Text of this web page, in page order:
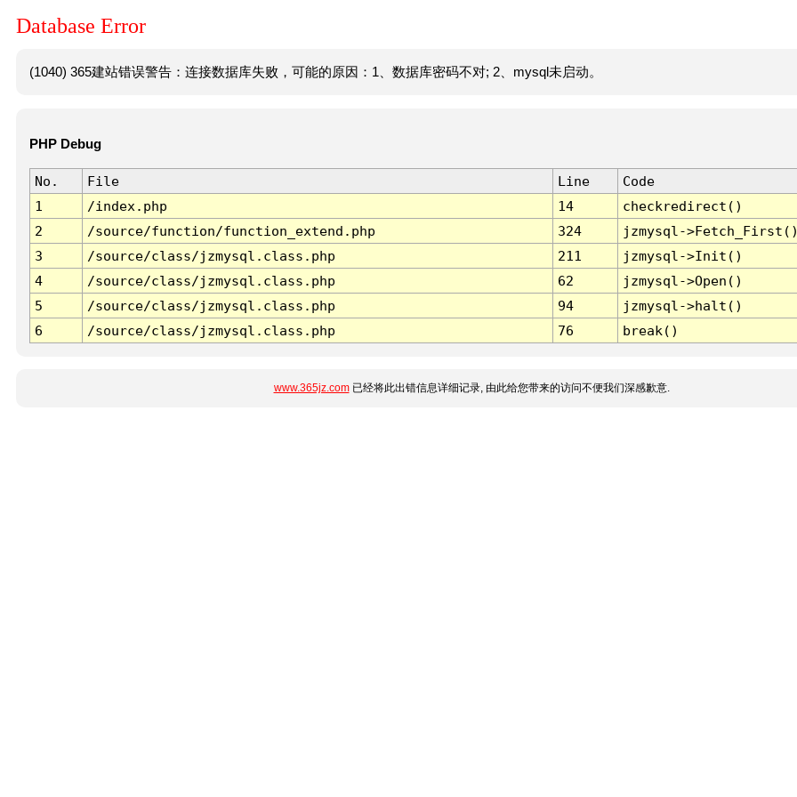
Database Error
(1040) 365建站错误警告：连接数据库失败，可能的原因：1、数据库密码不对; 2、mysql未启动。
PHP Debug
No. File Line
Code
1
/index.php 14
checkredirect()
2
/source/function/function_extend.php 324
jzmysql-
3
/source/class/jzmysql.class.php 211
jzmysql->Init()
4
/source/class/jzmysql.class.php 62
jzmysql->Open()
5
/source/class/jzmysql.class.php 94
jzmysql->halt()
6
/source/class/jzmysql.class.php 76 break()
www.365jz.com已经将此出错信息详细记录, 由此给您带来的访问不便我们深感歉意.